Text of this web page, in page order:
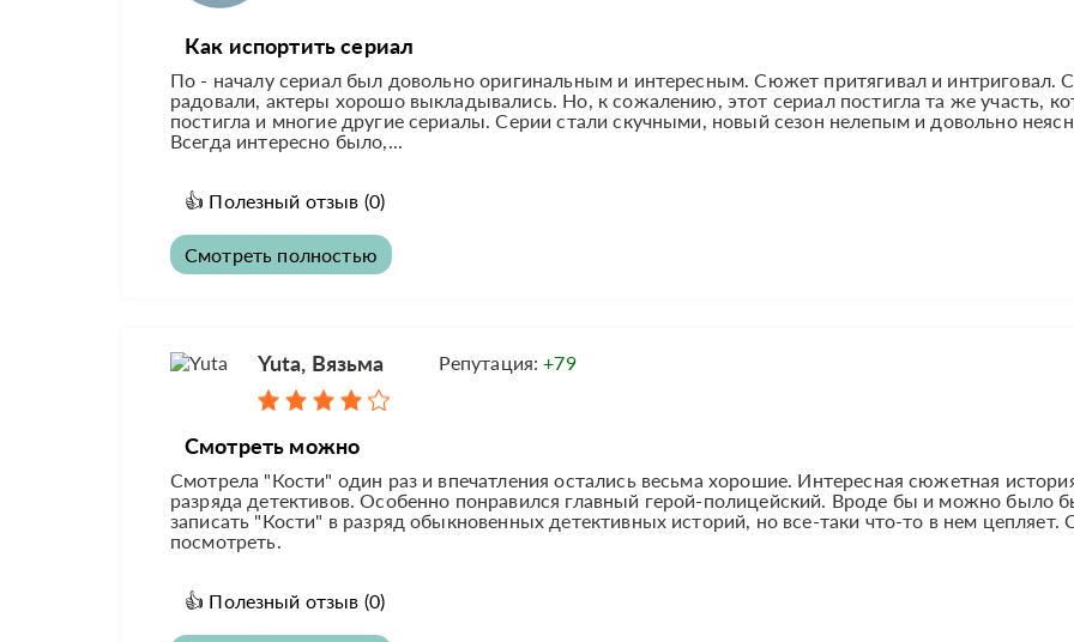
Как испортить сериал
По - началу сериал был довольно оригинальным и интересным. Сюжет притягивал и интриговал.
радовали, актеры хорошо выкладывались. Но, к сожалению, этот сериал постигла та же участь,
постигла и многие другие сериалы. Серии стали скучными, новый сезон нелепым и довольно
Всегда интересно было,...
👍 Полезный отзыв (0)
Смотреть полностью
Yuta, Вязьма Репутация:+79
Смотреть можно
Смотрела "Кости" один раз и впечатления остались весьма хорошие. Интересная сюжетная
разряда детективов. Особенно понравился главный герой-полицейский. Вроде бы и можно было
записать "Кости" в разряд обыкновенных детективных историй, но все-таки что-то в нем цепляет.
посмотреть.
👍 Полезный отзыв (0)